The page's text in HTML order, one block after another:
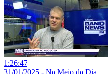
1:26:47
31/01/2025 - No Meio do Dia